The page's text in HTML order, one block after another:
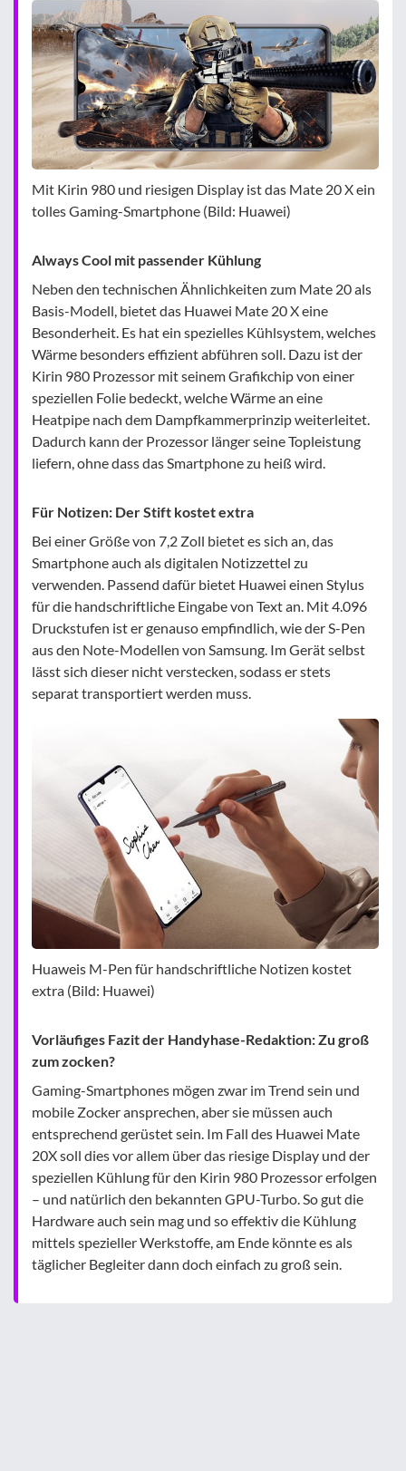
Mit Kirin 980 und riesigen Display ist das Mate 20 X ein
tolles Gaming-Smartphone (Bild: Huawei)
Always Cool mit passender Kühlung
Neben den technischen Ähnlichkeiten zum Mate 20 als
Basis-Modell, bietet das Huawei Mate 20 X eine
Besonderheit. Es hat ein spezielles Kühlsystem, welches
Wärme besonders effizient abführen soll. Dazu ist der
Kirin 980 Prozessor mit seinem Grafikchip von einer
speziellen Folie bedeckt, welche Wärme an eine
Heatpipe nach dem Dampfkammerprinzip weiterleitet.
Dadurch kann der Prozessor länger seine Topleistung
liefern, ohne dass das Smartphone zu heiß wird.
Für Notizen: Der Stift kostet extra
Bei einer Größe von 7,2 Zoll bietet es sich an, das
Smartphone auch als digitalen Notizzettel zu
verwenden. Passend dafür bietet Huawei einen Stylus
für die handschriftliche Eingabe von Text an. Mit 4.096
Druckstufen ist er genauso empfindlich, wie der S-Pen
aus den Note-Modellen von Samsung. Im Gerät selbst
lässt sich dieser nicht verstecken, sodass er stets
separat transportiert werden muss.
Huaweis M-Pen für handschriftliche Notizen kostet
extra (Bild: Huawei)
Vorläufiges Fazit der Handyhase-Redaktion: Zu groß
zum zocken?
Gaming-Smartphones mögen zwar im Trend sein und
mobile Zocker ansprechen, aber sie müssen auch
entsprechend gerüstet sein. Im Fall des Huawei Mate
20X soll dies vor allem über das riesige Display und der
speziellen Kühlung für den Kirin 980 Prozessor erfolgen
– und natürlich den bekannten GPU-Turbo. So gut die
Hardware auch sein mag und so effektiv die Kühlung
mittels spezieller Werkstoffe, am Ende könnte es als
täglicher Begleiter dann doch einfach zu groß sein.